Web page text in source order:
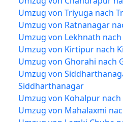
Umzug von Triyuga nach
Umzug von Ratnanagar
Umzug von Lekhnath
Umzug von Kirtipur nach
Umzug von Ghorahi nach
Umzug von
Siddharthanagar
Umzug von Kohalpur
Umzug von Mahalaxmi